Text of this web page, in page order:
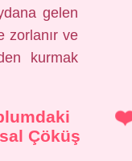
gelen
zorlanır ve
kurmak
Çöküş